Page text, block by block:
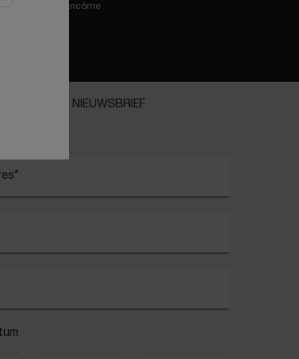
try-on van Lancôme
ONZE NIEUWSBRIEF
*